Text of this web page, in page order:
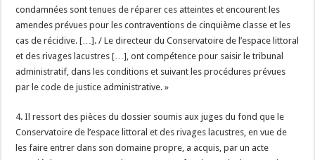
condamnées sont tenues de réparer ces atteintes et encourent les
amendes prévues pour les contraventions de cinquième classe et les
cas de récidive. […]. / Le directeur du Conservatoire de l’espace littoral
et des rivages lacustres […], ont compétence pour saisir le tribunal
administratif, dans les conditions et suivant les procédures prévues
par le code de justice administrative. »
4. Il ressort des pièces du dossier soumis aux juges du fond que le
Conservatoire de l’espace littoral et des rivages lacustres, en vue de
les faire entrer dans son domaine propre, a acquis, par un acte